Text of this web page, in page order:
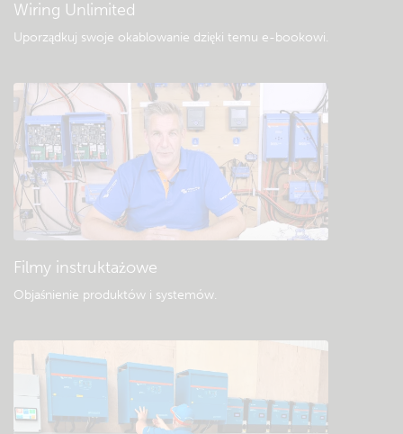
Wiring Unlimited
Uporządkuj swoje okablowanie dzięki temu e-bookowi.
Filmy instruktażowe
Objaśnienie produktów i systemów.